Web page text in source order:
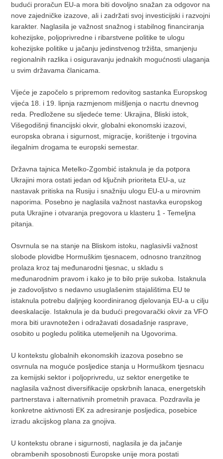
budući proračun EU-a mora biti dovoljno snažan za odgovor na
nove zajedničke izazove, ali i zadržati svoj investicijski i razvojni
karakter. Naglasila je važnost snažnog i stabilnog financiranja
kohezijske, poljoprivredne i ribarstvene politike te ulogu
kohezijske politike u jačanju jedinstvenog tržišta, smanjenju
regionalnih razlika i osiguravanju jednakih mogućnosti ulaganja
u svim državama članicama.
Vijeće je započelo s pripremom redovitog sastanka Europskog
vijeća 18. i 19. lipnja razmjenom mišljenja o nacrtu dnevnog
reda. Predložene su sljedeće teme: Ukrajina, Bliski istok,
Višegodišnji financijski okvir, globalni ekonomski izazovi,
europska obrana i sigurnost, migracije, korištenje i trgovina
ilegalnim drogama te europski semestar.
Državna tajnica Metelko-Zgombić istaknula je da potpora
Ukrajini mora ostati jedan od ključnih prioriteta EU-a, uz
nastavak pritiska na Rusiju i snažniju ulogu EU-a u mirovnim
naporima. Posebno je naglasila važnost nastavka europskog
puta Ukrajine i otvaranja pregovora u klasteru 1 - Temeljna
pitanja.
Osvrnula se na stanje na Bliskom istoku, naglasivši važnost
slobode plovidbe Hormuškim tjesnacem, odnosno tranzitnog
prolaza kroz taj međunarodni tjesnac, u skladu s
međunarodnim pravom i kako je to bilo prije sukoba. Istaknula
je zadovoljstvo s nedavno usuglašenim stajalištima EU te
istaknula potrebu daljnjeg koordiniranog djelovanja EU-a u cilju
deeskalacije. Istaknula je da budući pregovarački okvir za VFO
mora biti uravnotežen i odražavati dosadašnje rasprave,
osobito u pogledu politika utemeljenih na Ugovorima.
U kontekstu globalnih ekonomskih izazova posebno se
osvrnula na moguće posljedice stanja u Hormuškom tjesnacu
za kemijski sektor i poljoprivredu, uz sektor energetike te
naglasila važnost diversifikacije opskrbnih lanaca, energetskih
partnerstava i alternativnih prometnih pravaca. Pozdravila je
konkretne aktivnosti EK za adresiranje posljedica, posebice
izradu akcijskog plana za gnojiva.
U kontekstu obrane i sigurnosti, naglasila je da jačanje
obrambenih sposobnosti Europske unije mora postati